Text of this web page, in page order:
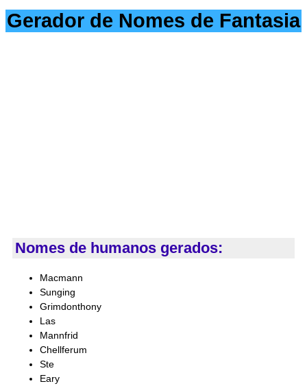
Gerador de Nomes de Fantasia
Nomes de humanos gerados:
Macmann
Sunging
Grimdonthony
Las
Mannfrid
Chellferum
Ste
Eary